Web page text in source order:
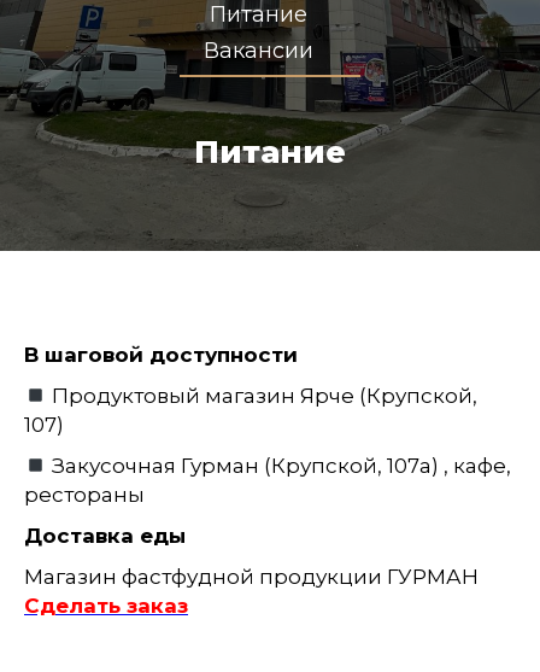
Питание
Вакансии
Питание
В шаговой доступности
Продуктовый магазин Ярче (Крупской,
107)
Закусочная Гурман (Крупской, 107а) , кафе,
рестораны
Доставка еды
Магазин фастфудной продукции ГУРМАН
Сделать заказ